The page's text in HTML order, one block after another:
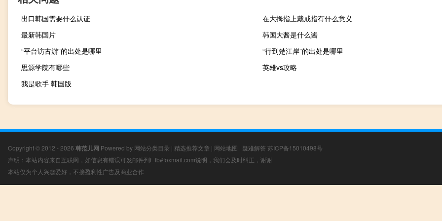
出口韩国需要什么认证
在大拇指上戴戒指有什么意义
最新韩国片
韩国大酱是什么酱
“平台访古游”的出处是哪里
“行到楚江岸”的出处是哪里
思源学院有哪些
英雄vs攻略
我是歌手 韩国版
Copyright © 2012 - 2026 韩范儿网 Powered by 网站分类目录 | 精选推荐文章 | 网站地图 | 疑难解答 苏ICP备15010498号
声明：本站内容来自互联网，如信息有错误可发邮件到f_fb#foxmail.com说明，我们会及时纠正，谢谢
本站仅为个人兴趣爱好，不接盈利性广告及商业合作